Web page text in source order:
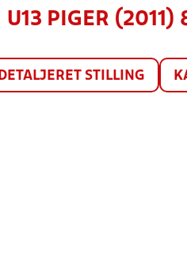
U13 PIGER
DETALJERET STILLING